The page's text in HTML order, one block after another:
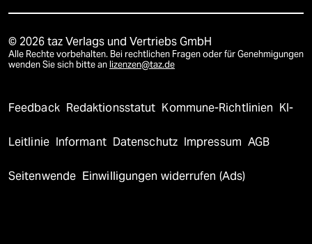
© 2026 taz Verlags und Vertriebs GmbH
Alle Rechte vorbehalten. Bei rechtlichen Fragen oder für Genehmigungen
wenden Sie sich bitte an lizenzen@taz.de
Feedback Redaktionsstatut Kommune-Richtlinien KI-
Leitlinie Informant Datenschutz Impressum AGB
Seitenwende Einwilligungen widerrufen (Ads)